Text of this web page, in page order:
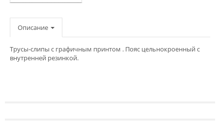
Описание
Трусы-слипы с графичным принтом . Пояс цельнокроенный с
внутренней резинкой.